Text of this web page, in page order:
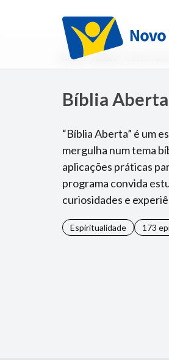
Início Rádio
Bíblia Aberta
“Bíblia Aberta” é um
mergulha num tema
aplicações práticas
programa convida
curiosidades e
Espiritualidade 173